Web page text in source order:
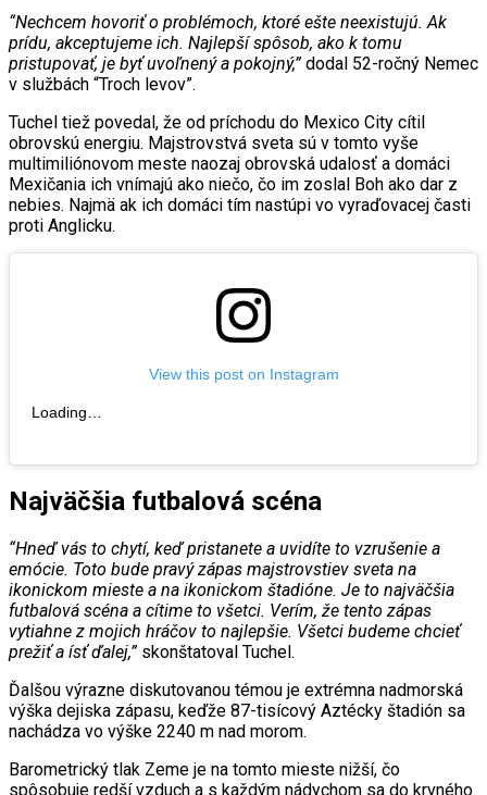
“Nechcem hovoriť o problémoch, ktoré ešte neexistujú. Ak
prídu, akceptujeme ich. Najlepší spôsob, ako k tomu
pristupovať, je byť uvoľnený a pokojný,”dodal 52-ročný Nemec
v službách “Troch levov”.
Tuchel tiež povedal, že od príchodu do Mexico City cítil
obrovskú energiu. Majstrovstvá sveta sú v tomto vyše
multimiliónovom meste naozaj obrovská udalosť a domáci
Mexičania ich vnímajú ako niečo, čo im zoslal Boh ako dar z
nebies. Najmä ak ich domáci tím nastúpi vo vyraďovacej časti
proti Anglicku.
View this post on Instagram
Loading…
Najväčšia futbalová scéna
“Hneď vás to chytí, keď pristanete a uvidíte to vzrušenie a
emócie. Toto bude pravý zápas majstrovstiev sveta na
ikonickom mieste a na ikonickom štadióne. Je to najväčšia
futbalová scéna a cítime to všetci. Verím, že tento zápas
vytiahne z mojich hráčov to najlepšie. Všetci budeme chcieť
prežiť a ísť ďalej,”skonštatoval Tuchel.
Ďalšou výrazne diskutovanou témou je extrémna nadmorská
výška dejiska zápasu, keďže 87-tisícový Aztécky štadión sa
nachádza vo výške 2240 m nad morom.
Barometrický tlak Zeme je na tomto mieste nižší, čo
spôsobuje redší vzduch a s každým nádychom sa do krvného